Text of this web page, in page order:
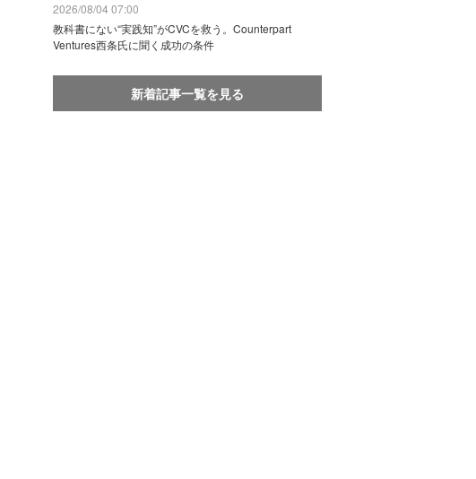
2026/08/04 07:00
教科書にない“実践知”がCVCを救う。Counterpart
Ventures西条氏に聞く成功の条件
新着記事一覧を見る